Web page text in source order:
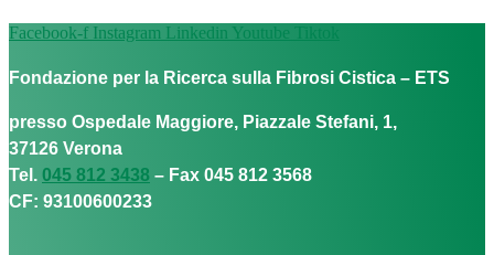
Facebook-f Instagram Linkedin Youtube Tiktok
Fondazione per la Ricerca sulla Fibrosi Cistica – ETS
presso Ospedale Maggiore, Piazzale Stefani, 1,
37126 Verona
Tel. 045 812 3438 – Fax 045 812 3568
CF: 93100600233